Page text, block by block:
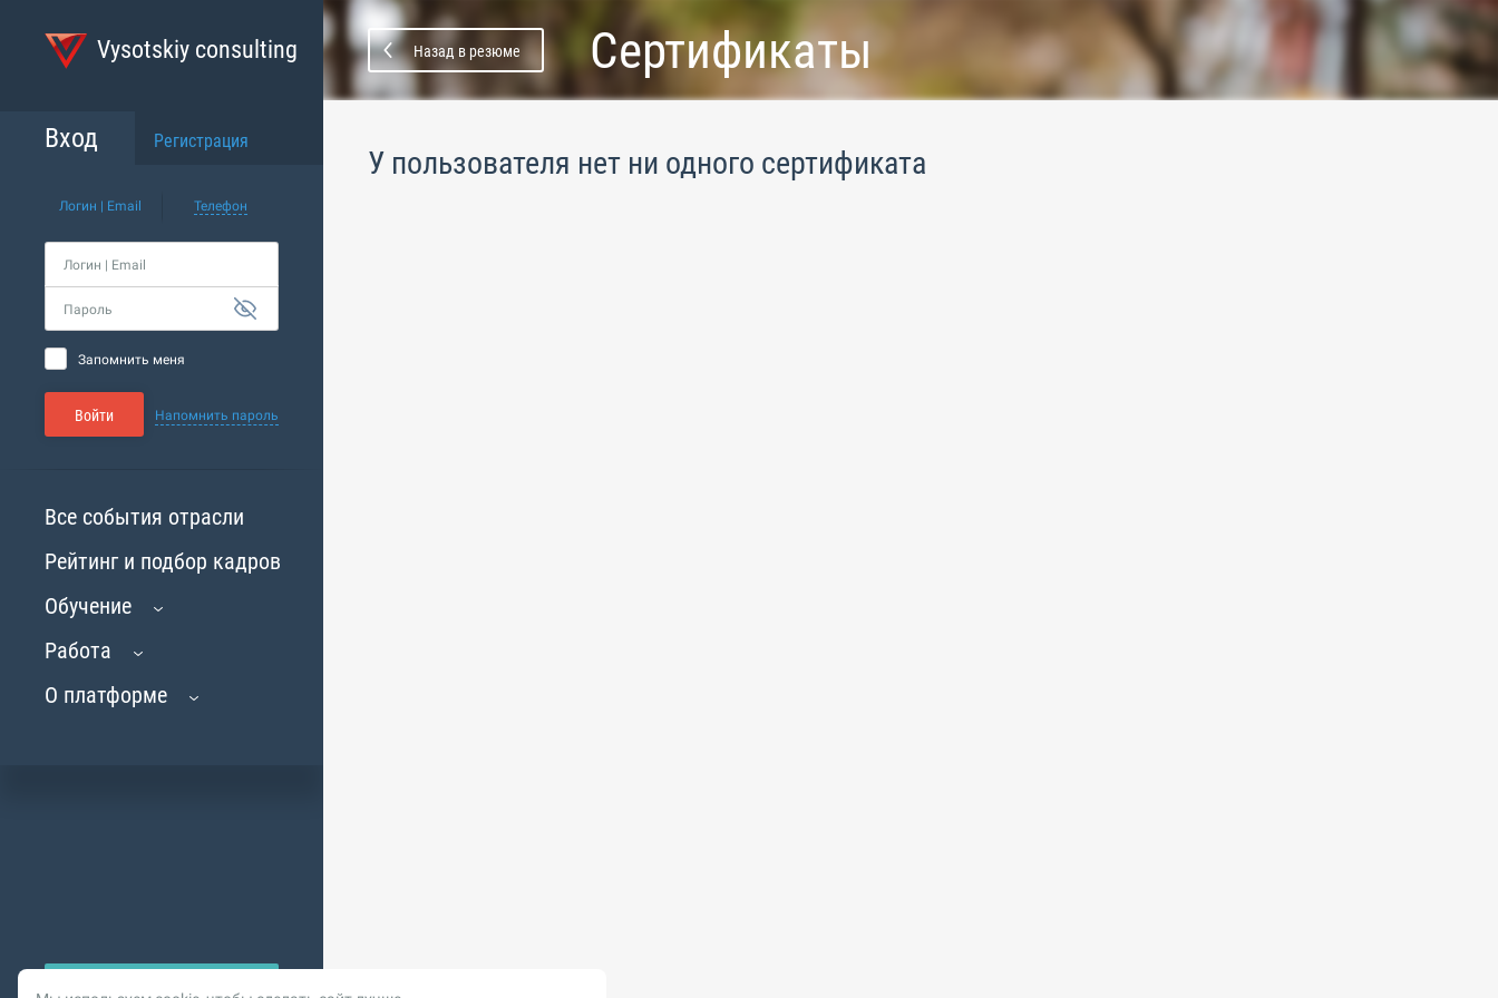
Vysotskiy consulting
Вход Регистрация
Логин | Email Телефон
Логин | Email
Пароль
Запомнить меня
Войти Напомнить пароль
Все события отрасли
Рейтинг и подбор кадров
Обучение
Работа
О платформе
Назад в резюме Сертификаты
У пользователя нет ни одного сертификата